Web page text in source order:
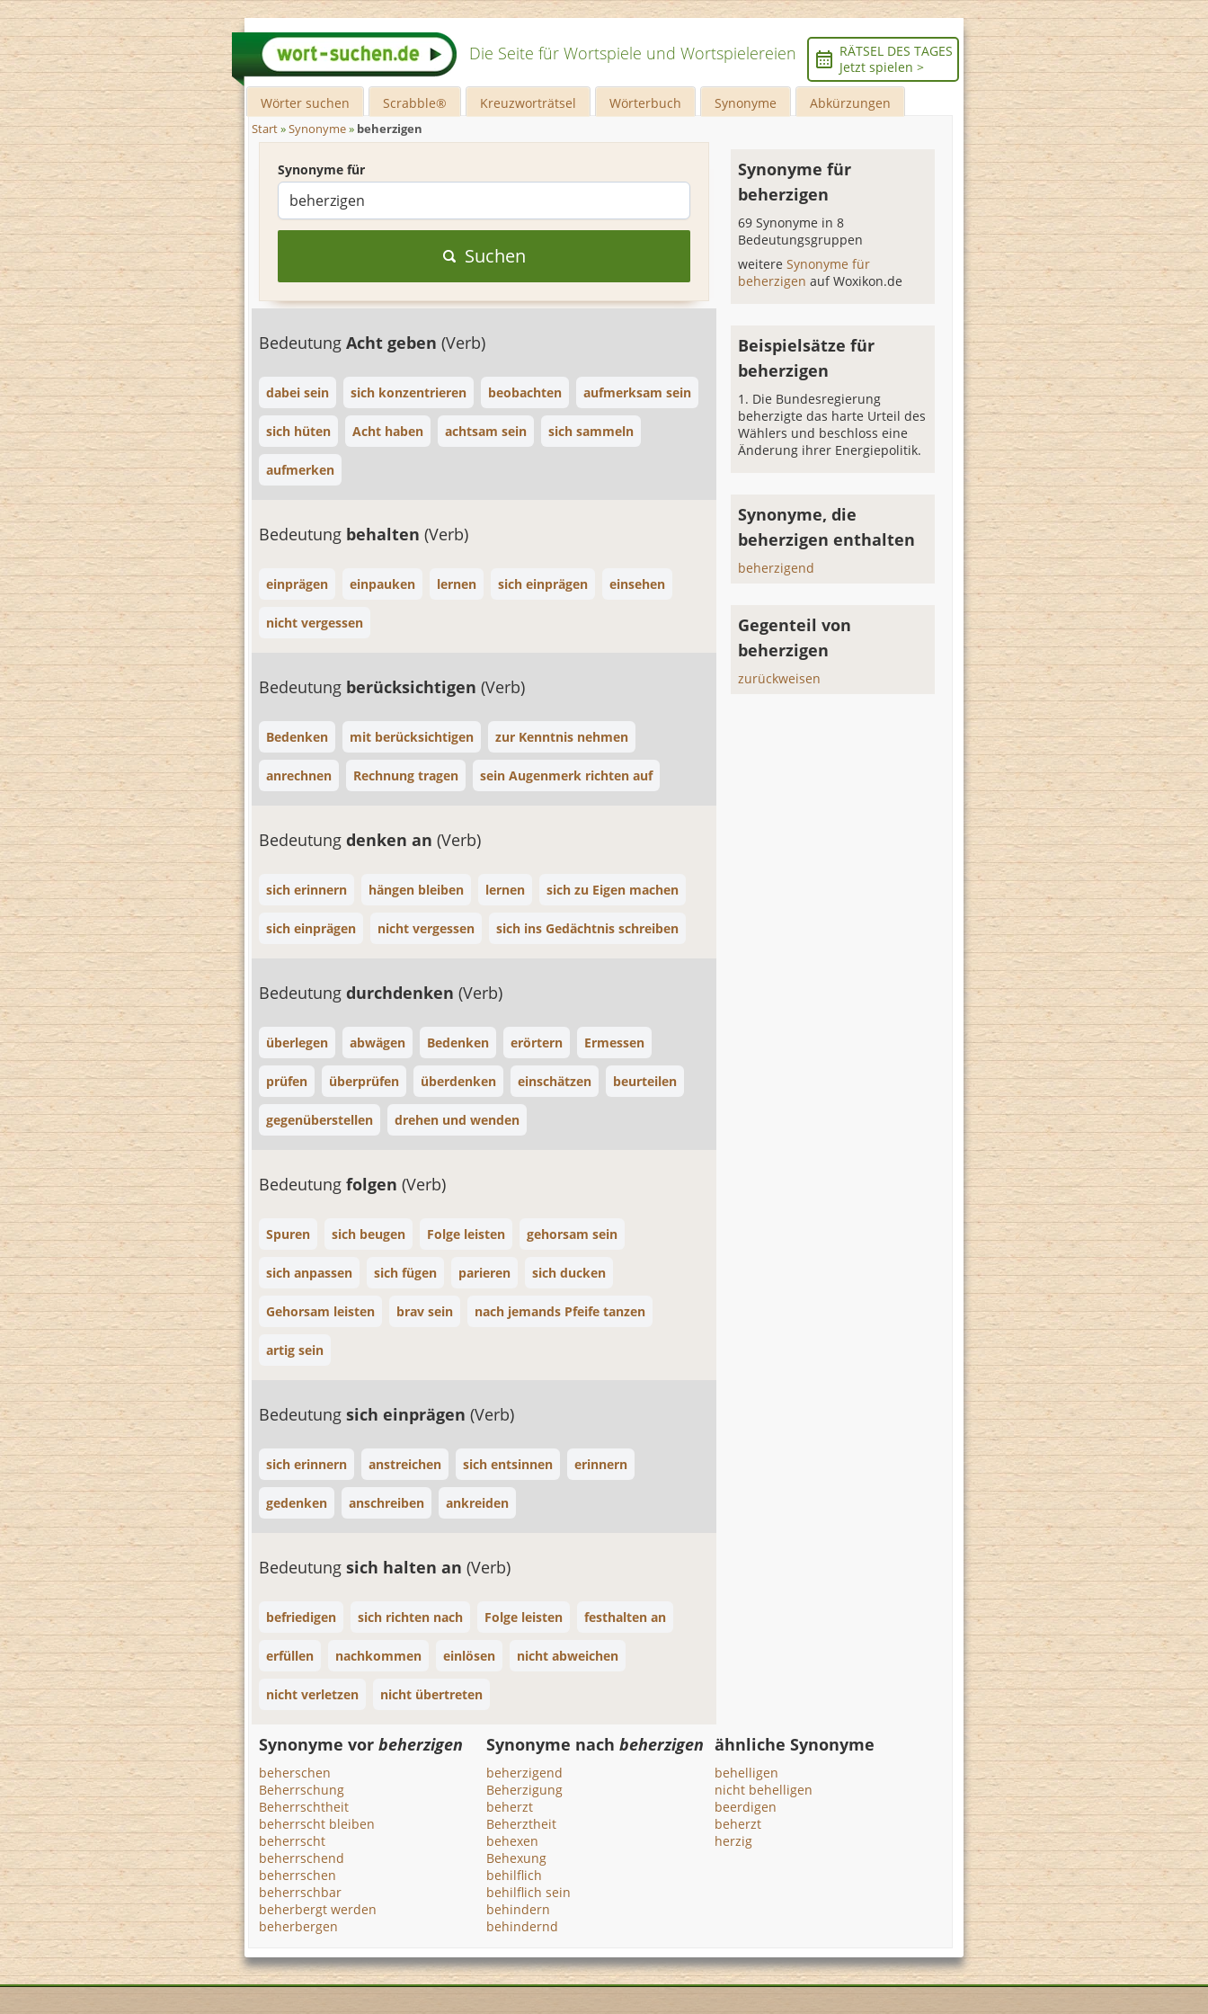
Die Seite für Wortspiele und Wortspielereien
RÄTSEL DES TAGES
Jetzt spielen >
Wörter suchen Scrabble® Kreuzworträtsel Wörterbuch Synonyme Abkürzungen
Start»Synonyme» beherzigen
Synonyme für
Suchen
Bedeutung Acht geben (Verb)
dabei sein sich konzentrieren beobachten aufmerksam sein
sich hüten Acht haben achtsam sein sich sammeln
aufmerken
Bedeutung behalten (Verb)
einprägen einpauken lernen sich einprägen einsehen
nicht vergessen
Bedeutung berücksichtigen (Verb)
Bedenken mit berücksichtigen zur Kenntnis nehmen
anrechnen Rechnung tragen sein Augenmerk richten auf
Bedeutung denken an (Verb)
sich erinnern hängen bleiben lernen sich zu Eigen machen
sich einprägen nicht vergessen sich ins Gedächtnis schreiben
Bedeutung durchdenken (Verb)
überlegen abwägen Bedenken erörtern Ermessen
prüfen überprüfen überdenken einschätzen beurteilen
gegenüberstellen drehen und wenden
Bedeutung folgen (Verb)
Spuren sich beugen Folge leisten gehorsam sein
sich anpassen sich fügen parieren sich ducken
Gehorsam leisten brav sein nach jemands Pfeife tanzen
artig sein
Bedeutung sich einprägen (Verb)
sich erinnern anstreichen sich entsinnen erinnern
gedenken anschreiben ankreiden
Bedeutung sich halten an (Verb)
befriedigen sich richten nach Folge leisten festhalten an
erfüllen nachkommen einlösen nicht abweichen
nicht verletzen nicht übertreten
Synonyme für
beherzigen
69 Synonyme in 8
Bedeutungsgruppen
weitereSynonyme für
beherzigenauf Woxikon.de
Beispielsätze für
beherzigen
Die Bundesregierung
beherzigte das harte Urteil des
Wählers und beschloss eine
Änderung ihrer Energiepolitik.
Synonyme, die
beherzigen enthalten
beherzigend
Gegenteil von
beherzigen
zurückweisen
Synonyme vor beherzigen
beherschen
Beherrschung
Beherrschtheit
beherrscht bleiben
beherrscht
beherrschend
beherrschen
beherrschbar
beherbergt werden
beherbergen
Synonyme nachbeherzigen
beherzigend
Beherzigung
beherzt
Beherztheit
behexen
Behexung
behilflich
behilflich sein
behindern
behindernd
ähnliche Synonyme
behelligen
nicht behelligen
beerdigen
beherzt
herzig